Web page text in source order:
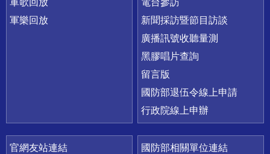
軍歌回放
軍樂回放
電台參訪
新聞採訪暨節目訪談
廣播訊號收聽量測
黑膠唱片查詢
留言版
國防部退伍令線上申請
行政院線上申辦
官網友站連結
國防部相關單位連結